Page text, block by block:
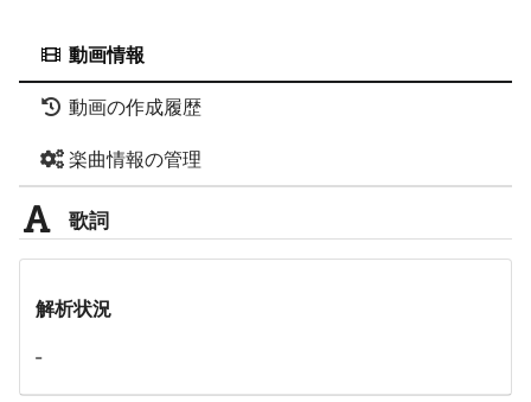
動画情報
動画の作成履歴
楽曲情報の管理
歌詞
解析状況
-